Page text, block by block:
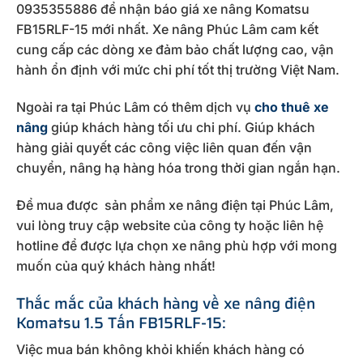
0935355886 để nhận báo giá xe nâng Komatsu
FB15RLF-15 mới nhất. Xe nâng Phúc Lâm cam kết
cung cấp các dòng xe đảm bảo chất lượng cao, vận
hành ổn định với mức chi phí tốt thị trường Việt Nam.
Ngoài ra tại Phúc Lâm có thêm dịch vụ cho thuê xe
nâng giúp khách hàng tối ưu chi phí. Giúp khách
hàng giải quyết các công việc liên quan đến vận
chuyển, nâng hạ hàng hóa trong thời gian ngắn hạn.
Để mua được sản phẩm xe nâng điện tại Phúc Lâm,
vui lòng truy cập website của công ty hoặc liên hệ
hotline để được lựa chọn xe nâng phù hợp với mong
muốn của quý khách hàng nhất!
Thắc mắc của khách hàng về xe nâng điện
Komatsu 1.5 Tấn FB15RLF-15:
Việc mua bán không khỏi khiến khách hàng có